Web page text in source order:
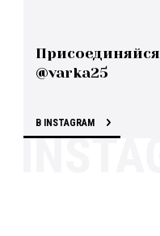
Присоединяйся
@varka25
В INSTAGRAM